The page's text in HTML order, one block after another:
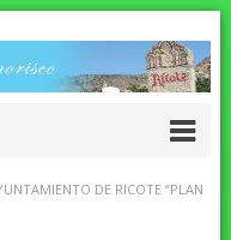
DE RICOTE “PLAN